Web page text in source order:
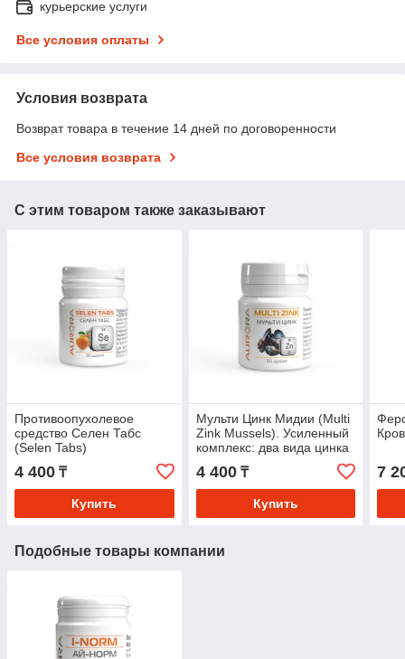
курьерские услуги
Все условия оплаты
Условия возврата
Возврат товара в течение 14 дней по договоренности
Все условия возврата
С этим товаром также заказывают
Противоопухолевое
средство Селен Табс
(Selen Tabs)
4 400 ₸
Купить
Мульти Цинк Мидии (Multi
Zink Mussels). Усиленный
комплекс: два вида цинка
+ экстракт зеленых мидий
4 400₸
Купить
7
Подобные товары компании